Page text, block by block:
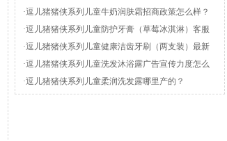
·逗儿猪猪侠系列儿童牛奶润肤霜招商政策怎么样？
·逗儿猪猪侠系列儿童防护牙膏（草莓冰淇淋）客服
热线是多少？
·逗儿猪猪侠系列儿童健康洁齿牙刷（两支装）最新
大事件
·逗儿猪猪侠系列儿童洗发沐浴露广告宣传力度怎么
样？
·逗儿猪猪侠系列儿童柔润洗发露哪里产的？